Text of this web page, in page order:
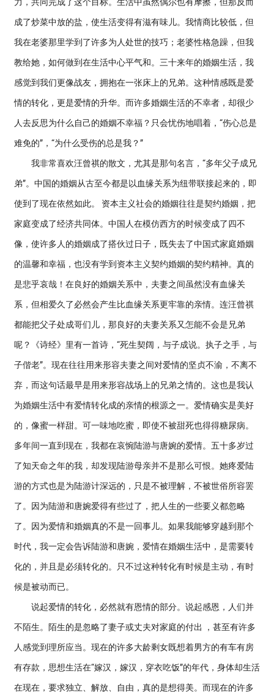
成了炒菜中放的盐，使生活变得有滋有味儿。我情商比较低，但
我在老婆那里学到了许多为人处世的技巧；老婆性格急躁，但我
教给她，如何做到在生活中心平气和。三十来年的婚姻生活，我
感觉到我们更像战友，拥抱在一张床上的兄弟。这种情感既是爱
情的转化，更是爱情的升华。而许多婚姻生活的不幸者，却很少
人去反思为什么自己的婚姻不幸福？只会忧伤地唱着，“伤心总是
难免的”，“为什么受伤的总是我？”
我非常喜欢汪曾祺的散文，尤其是那句名言，“多年父子成兄
弟”。中国的婚姻从古至今都是以血缘关系为纽带联接起来的，即
使到了现在依然如此。 资本主义社会的婚姻往往是契约婚姻，把
家庭变成了经济共同体。中国人在模仿西方的时候变成了四不
像，使许多人的婚姻成了搭伙过日子，既失去了中国式家庭婚姻
的温馨和幸福，也没有学到资本主义契约婚姻的契约精神。真的
是悲乎哀哉！在良好的婚姻关系中，夫妻之间虽然没有血缘关
系，但相爱久了必然会产生比血缘关系更牢靠的亲情。连汪曾祺
都能把父子处成哥们儿，那良好的夫妻关系又怎能不会是兄弟
呢？《诗经》里有一首诗，“死生契阔，与子成说。执子之手，与
子偕老”。现在往往用来形容夫妻之间对爱情的坚贞不渝，不离不
弃，而这句话最早是用来形容战场上的兄弟之情的。这也是我认
为婚姻生活中有爱情转化成的亲情的根源之一。爱情确实是美好
的，像蜜一样甜。可一味地吃蜜，即使不被甜死也得得糖尿病。
多年间一直到现在，我都在哀惋陆游与唐婉的爱情。五十多岁过
了知天命之年的我，却发现陆游母亲并不是那么可恨。她疼爱陆
游的方式也是为陆游计深远的，只是不被理解，不被世俗所容罢
了。因为陆游和唐婉爱得有些过了，把人生的一些要义都忽略
了。因为爱情和婚姻真的不是一回事儿。如果我能够穿越到那个
时代，我一定会告诉陆游和唐婉，爱情在婚姻生活中，是需要转
化的，并且是必须转化的。只不过这种转化有时候是主动，有时
候是被动而已。
说起爱情的转化，必然就有恩情的部分。说起感恩，人们并
不陌生。陌生的是忽略了妻子或丈夫对家庭的付出 ，甚至有许多
人感觉到理所应当。现在的许多大龄剩女既想着男方的有车有房
有存款，思想生活在“嫁汉，嫁汉，穿衣吃饭”的年代，身体却生活
在现在，要求独立、解放、自由，真的是想得美。而现在的许多